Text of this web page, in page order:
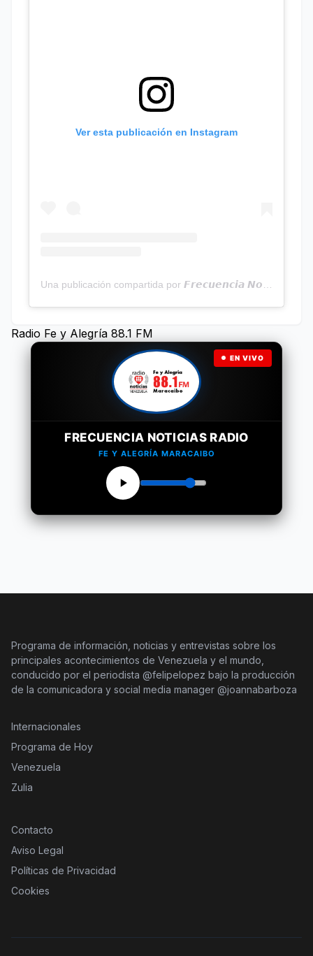
Ver esta publicación en Instagram
Radio Fe y Alegría 88.1 FM
EN VIVO
FRECUENCIA NOTICIAS RADIO
FE Y ALEGRÍA MARACAIBO
Programa de información, noticias y entrevistas sobre los
principales acontecimientos de Venezuela y el mundo,
conducido por el periodista @felipelopez bajo la producción
de la comunicadora y social media manager @joannabarboza
Internacionales
Programa de Hoy
Venezuela
Zulia
Contacto
Aviso Legal
Políticas de Privacidad
Cookies